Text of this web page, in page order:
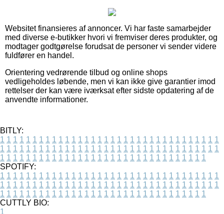
Websitet finansieres af annoncer. Vi har faste samarbejder
med diverse e-butikker hvori vi fremviser deres produkter, og
modtager godtgørelse forudsat de personer vi sender videre
fuldfører en handel.
Orientering vedrørende tilbud og online shops
vedligeholdes løbende, men vi kan ikke give garantier imod
rettelser der kan være iværksat efter sidste opdatering af de
anvendte informationer.
BITLY:
1 1 1 1 1 1 1 1 1 1 1 1 1 1 1 1 1 1 1 1 1 1 1 1 1 1 1 1 1 1 1 1 1 1
1 1 1 1 1 1 1 1 1 1 1 1 1 1 1 1 1 1 1 1 1 1 1 1 1 1 1 1 1 1 1 1 1 1
1 1 1 1 1 1 1 1 1 1 1 1 1 1 1 1 1 1 1 1 1 1 1 1 1 1 1 1 1 1 1 1
SPOTIFY:
1 1 1 1 1 1 1 1 1 1 1 1 1 1 1 1 1 1 1 1 1 1 1 1 1 1 1 1 1 1 1 1 1 1
1 1 1 1 1 1 1 1 1 1 1 1 1 1 1 1 1 1 1 1 1 1 1 1 1 1 1 1 1 1 1 1 1 1
1 1 1 1 1 1 1 1 1 1 1 1 1 1 1 1 1 1 1 1 1 1 1 1 1 1 1 1 1 1 1 1
CUTTLY BIO:
1